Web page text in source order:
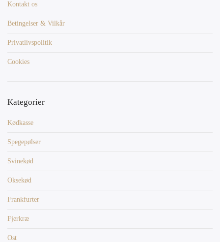
Kontakt os
Betingelser & Vilkår
Privatlivspolitik
Cookies
Kategorier
Kødkasse
Spegepølser
Svinekød
Oksekød
Frankfurter
Fjerkræ
Ost